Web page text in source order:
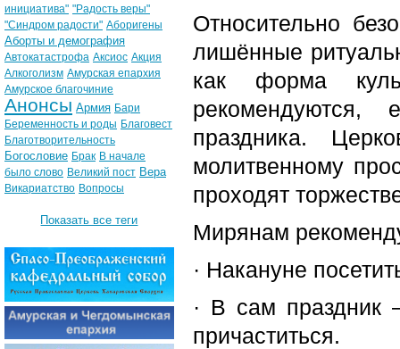
Относительно
лишённые
как форма
рекомендуются,
праздника.
молитвенному
проходят
Мирянам
· Накануне
· В сам праздник
причаститься.
инициатива" "Радость веры"
"Синдром радости" Аборигены
Аборты и демография
Автокатастрофа Аксиос Акция
Алкоголизм Амурская епархия
Амурское благочиние
Анонсы Армия Бари
Беременность и роды Благовест
Благотворительность
Богословие Брак В начале
было слово Великий пост Вера
Викариатство Вопросы
Показать все теги